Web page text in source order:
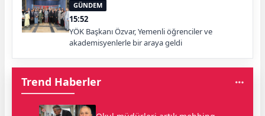
GÜNDEM
15:52
YÖK Başkanı Özvar, Yemenli öğrenciler ve
akademisyenlerle bir araya geldi
Trend Haberler